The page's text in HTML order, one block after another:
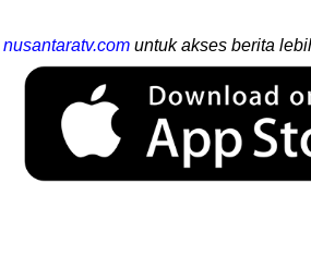
nusantaratv.com untuk akses berita